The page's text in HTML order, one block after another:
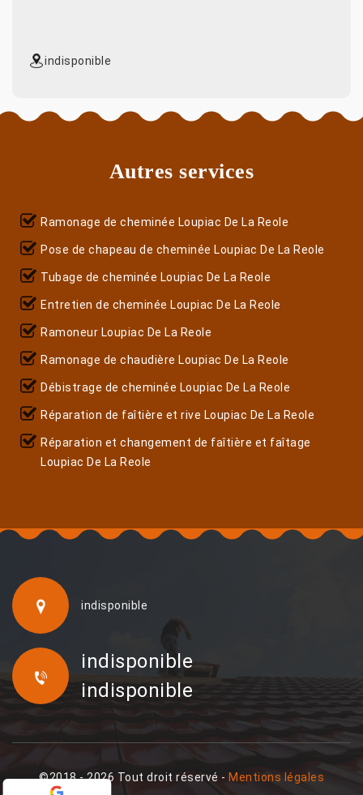
indisponible
Autres services
Ramonage de cheminée Loupiac De La Reole
Pose de chapeau de cheminée Loupiac De La Reole
Tubage de cheminée Loupiac De La Reole
Entretien de cheminée Loupiac De La Reole
Ramoneur Loupiac De La Reole
Ramonage de chaudière Loupiac De La Reole
Débistrage de cheminée Loupiac De La Reole
Réparation de faîtière et rive Loupiac De La Reole
Réparation et changement de faîtière et faîtage
Loupiac De La Reole
indisponible
indisponible
indisponible
©2018 - 2026 Tout droit réservé - Mentions légales